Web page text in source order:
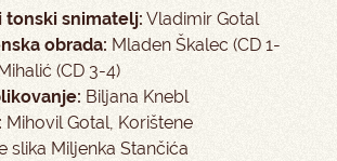
tonski snimatelj: Vladimir Gotal
obrada: Mladen Škalec (CD 1-
(CD 3-4)
Biljana Knebl
Mihovil Gotal, Korištene
slika Miljenka Stančića